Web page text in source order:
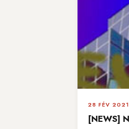
28 FÉV 2021
[NEWS]